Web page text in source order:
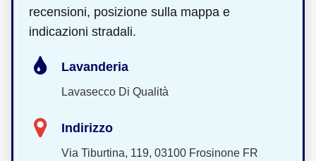
recensioni, posizione sulla mappa e
indicazioni stradali.
Lavanderia
Lavasecco Di Qualità
Indirizzo
Via Tiburtina, 119, 03100 Frosinone FR